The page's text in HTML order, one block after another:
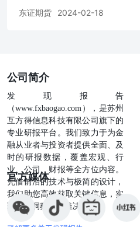
东证期货 2024-02-18
公司简介
发现报告
（www.fxbaogao.com），是苏州
互方得信息科技有限公司旗下的
专业研报平台。我们致力于为金
融从业者与投资者提供全面、及
时的研报数据，覆盖宏观、行
业、公司、财报等全方位内容。
凭借前沿的技术与极简的设计，
我们助您高效获取关键信息，实
现深度洞察与精准决策。
官方媒体